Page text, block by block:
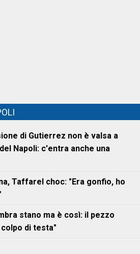
di Gutierrez non è valsa a
Napoli: c'entra anche una
Taffarel choc: "Era gonfio, ho
stano ma è così: il pezzo
di testa"